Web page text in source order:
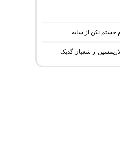
خستم نکن از سایه
از شعبان گدیک